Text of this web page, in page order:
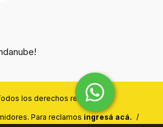
los derechos reservados.
Para reclamos ingresá acá. /